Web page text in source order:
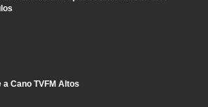
a Cano TVFM Altos